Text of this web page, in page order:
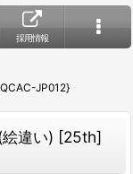
採用情報
JP012}
絵違い) [25th]